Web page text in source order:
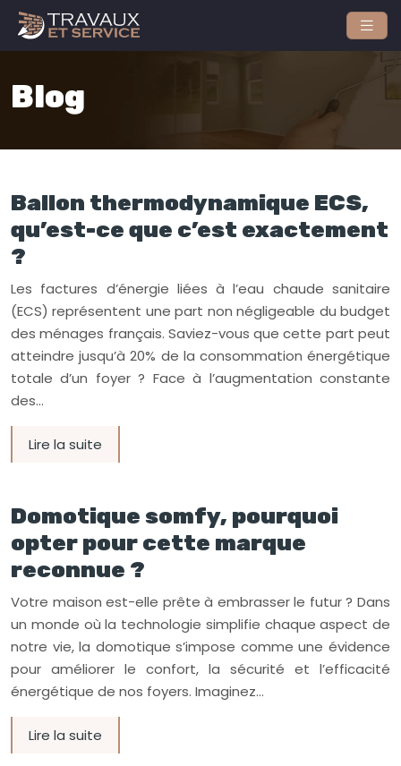
Blog
Ballon thermodynamique ECS,
qu’est-ce que c’est exactement
?
Les factures d’énergie liées à l’eau chaude sanitaire
(ECS) représentent une part non négligeable du budget
des ménages français. Saviez-vous que cette part peut
atteindre jusqu’à 20% de la consommation énergétique
totale d’un foyer ? Face à l’augmentation constante
des…
Lire la suite
Domotique somfy, pourquoi
opter pour cette marque
reconnue ?
Votre maison est-elle prête à embrasser le futur ? Dans
un monde où la technologie simplifie chaque aspect de
notre vie, la domotique s’impose comme une évidence
pour améliorer le confort, la sécurité et l’efficacité
énergétique de nos foyers. Imaginez…
Lire la suite